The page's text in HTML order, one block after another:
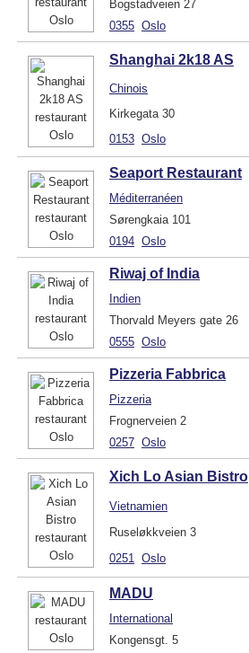
Bogstadveien 27
0355 Oslo
Shanghai 2k18 AS
Chinois
Kirkegata 30
0153 Oslo
Seaport Restaurant
Méditerranéen
Sørengkaia 101
0194 Oslo
Riwaj of India
Indien
Thorvald Meyers gate 26
0555 Oslo
Pizzeria Fabbrica
Pizzeria
Frognerveien 2
0257 Oslo
Xich Lo Asian Bistro
Vietnamien
Ruseløkkveien 3
0251
Oslo
MADU
International
Kongensgt. 5